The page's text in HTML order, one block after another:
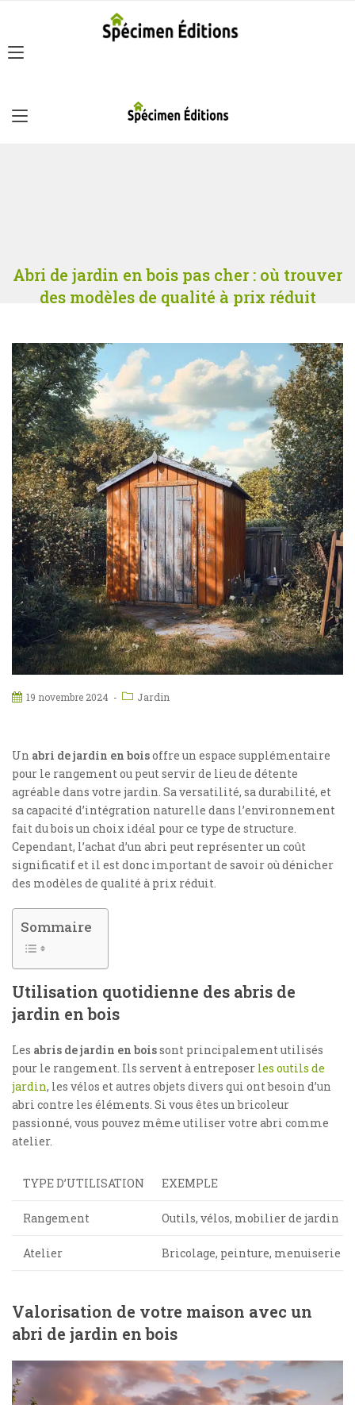
Abri de jardin en bois pas cher : où trouver
des modèles de qualité à prix réduit
19 novembre 2024 Jardin
Un abri de jardin en boisoffre un espace supplémentaire
pour le rangement ou peut servir de lieu de détente
agréable dans votre jardin. Sa versatilité, sa durabilité, et
sa capacité d’intégration naturelle dans l’environnement
fait du bois un choix idéal pour ce type de structure.
Cependant, l’achat d’un abri peut représenter un coût
significatif et il est donc important de savoir où dénicher
des modèles de qualité à prix réduit.
Sommaire
Utilisation quotidienne des abris de
jardin en bois
Les abris de jardin en boissont principalement utilisés
pour le rangement. Ils servent à entreposer les outils de
jardin, les vélos et autres objets divers qui ont besoin d’un
abri contre les éléments. Si vous êtes un bricoleur
passionné, vous pouvez même utiliser votre abri comme
atelier.
TYPE D’UTILISATION EXEMPLE
Rangement Outils, vélos, mobilier de jardin
Atelier Bricolage, peinture, menuiserie
Valorisation de votre maison avec un
abri de jardin en bois